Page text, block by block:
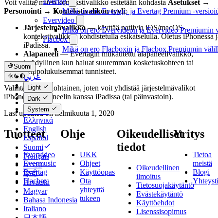
Mikä on ero Evertag- ja Evertag Premium -
Evervideo
Mikä on ero Evervideon ja Evervideo Premiumin
Flacbox
Mikä on ero Flacboxin ja Flacbox Premiumin
Suomi
عربي
Català
Čeština
Dansk
Deutsch
Ελληνικά
English
Español
Suomi
Français
עברית
हिन्दी
Hrvatski
Magyar
Bahasa Indonesia
Italiano
Light
Dark
System
Voit valita, miten kontekstivalikko esitetään kohdasta Asetukset →
Personointi → Kontekstivalikon tyyli:
Järjestelmävalikko— käyttää natiivia iOS/macOS-
kontekstivalikkoa kohdistetulla esikatselulla. Oletus iPhonessa
iPadissa.
Alapaneeli — Evertagin mukautettu alapaneelivalikko,
hyödyllinen kun haluat suuremman kosketuskohteen tai
helppolukuisemmat tunnisteet.
Valinta on laitekohtainen, joten voit yhdistää järjestelmävalikot
iPhonessa alapaneelin kanssa iPadissa (tai päinvastoin).
Last updated onhelmikuuta 1, 2020
Tuotteet
Evervideo
Evermusic
Evertag
Flacbox
Ohje
UKK
Ohjeet
Käyttöopas
Ota
yhteyttä
tukeen
Oikeudelliset
tiedot
Oikeudellinen
ilmoitus
Tietosuojakäytäntö
Evästekäytäntö
Käyttöehdot
Lisenssisopimus
Yritys
Tietoa
meistä
Blogi